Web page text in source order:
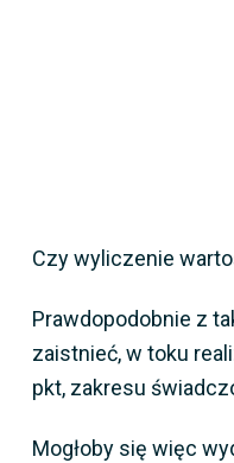
Czy wyliczenie
Prawdopodobnie z
zaistnieć, w toku
pkt, zakresu
Mogłoby się więc